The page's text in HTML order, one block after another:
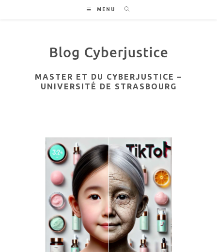
MENU
MASTER ET DU CYBERJUSTICE –
UNIVERSITÉ DE STRASBOURG